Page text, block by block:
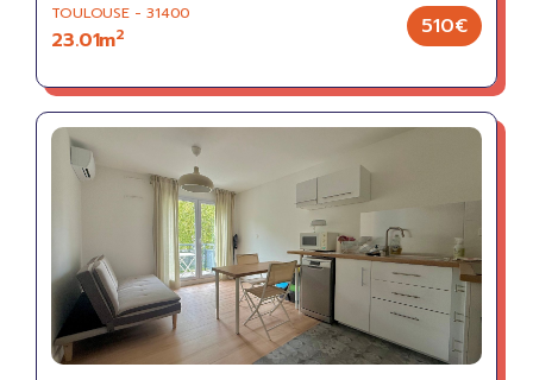
TOULOUSE - 31400
23.01m2 510€